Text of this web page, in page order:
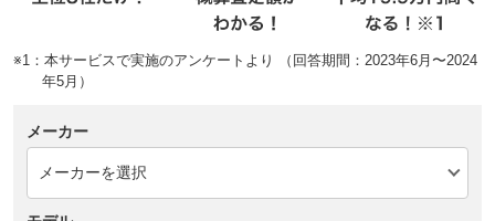
※1：本サービスで実施のアンケートより （回答期間：2023年6月〜2024
年5月）
メーカー